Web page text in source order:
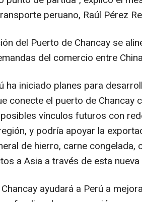
peruano, Raúl Pérez
del Puerto de Chancay se
del comercio entre China
ha iniciado planes para
conecte el puerto de Chancay
vínculos futuros con
y podría apoyar la
de hierro, carne
a Asia a través de esta
ayudará a Perú a